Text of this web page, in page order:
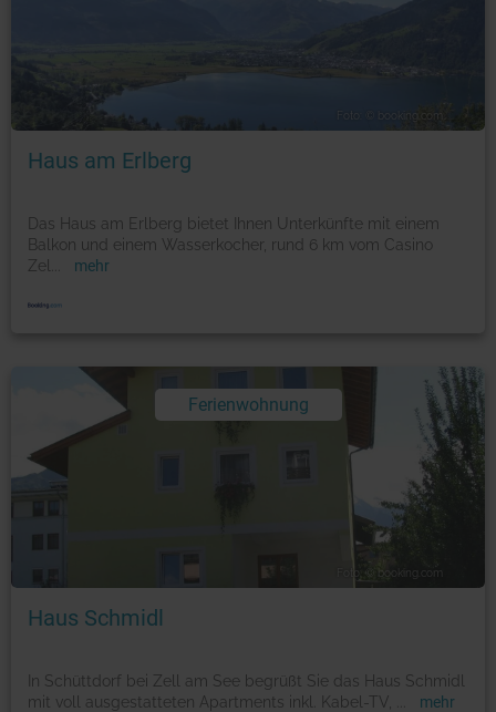
Foto: © booking.com
Haus am Erlberg
Das Haus am Erlberg bietet Ihnen Unterkünfte mit einem
Balkon und einem Wasserkocher, rund 6 km vom Casino
Zel
mehr
Ferienwohnung
Foto: © booking.com
Haus Schmidl
In Schüttdorf bei Zell am See begrüßt Sie das Haus Schmidl
mit voll ausgestatteten Apartments inkl. Kabel-TV,
mehr